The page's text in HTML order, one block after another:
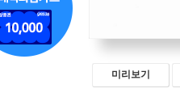
미리보기